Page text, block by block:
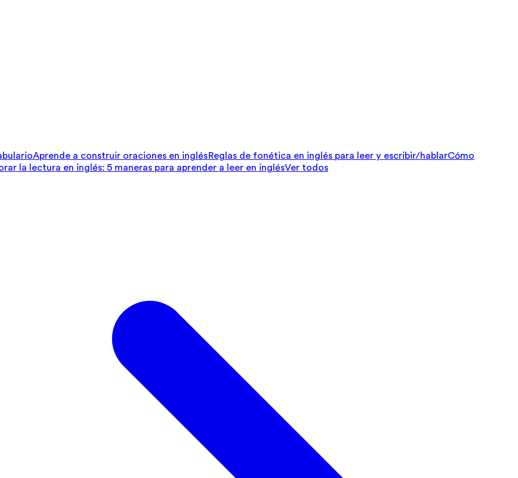
Aprende a construir oraciones en inglésReglas de fonética en inglés para leer y escribir/hablarCómo
la lectura en inglés: 5 maneras para aprender a leer en inglésVer todos